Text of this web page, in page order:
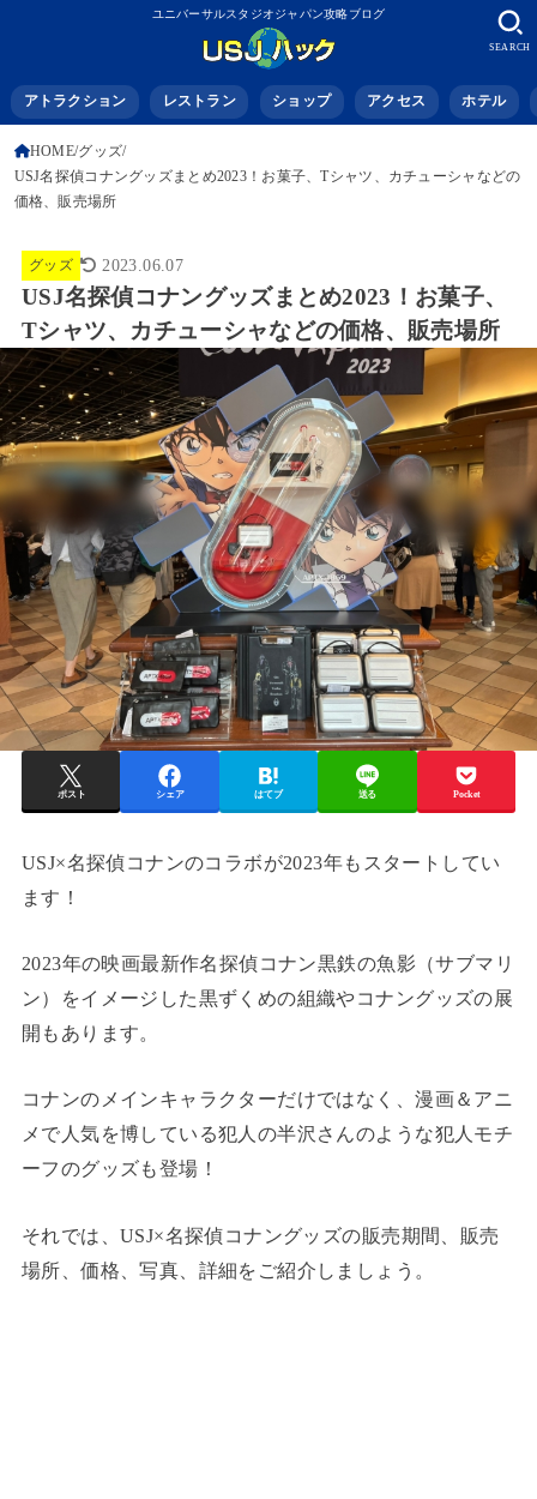
ユニバーサルスタジオジャパン攻略ブログ
アトラクション レストラン ショップ アクセス ホテル
SEARCH
HOME グッズ
USJ名探偵コナングッズまとめ2023！お菓子、Tシャツ、カチューシャなどの
価格、販売場所
グッズ 2023.06.07
USJ名探偵コナングッズまとめ2023！お菓子、
Tシャツ、カチューシャなどの価格、販売場所
ポスト シェア はてブ 送る Pocket
USJ×名探偵コナンのコラボが2023年もスタートしてい
ます！
2023年の映画最新作名探偵コナン黒鉄の魚影（サブマリ
ン）をイメージした黒ずくめの組織やコナングッズの展
開もあります。
コナンのメインキャラクターだけではなく、漫画＆アニ
メで人気を博している犯人の半沢さんのような犯人モチ
ーフのグッズも登場！
それでは、USJ×名探偵コナングッズの販売期間、販売
場所、価格、写真、詳細をご紹介しましょう。